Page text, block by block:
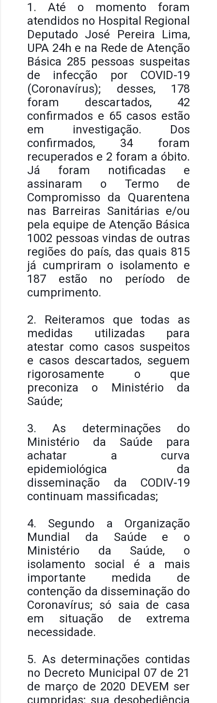
1. Até o momento foram
atendidos no Hospital Regional
Deputado José Pereira Lima,
UPA 24h e na Rede de Atenção
Básica 285 pessoas suspeitas
de infecção por COVID-19
(Coronavírus); desses, 178
foram descartados, 42
confirmados e 65 casos estão
em investigação. Dos
confirmados, 34 foram
recuperados e 2 foram a óbito.
Já foram notificadas e
assinaram o Termo de
Compromisso da Quarentena
nas Barreiras Sanitárias e/ou
pela equipe de Atenção Básica
1002 pessoas vindas de outras
regiões do país, das quais 815
já cumpriram o isolamento e
187 estão no período de
cumprimento.
2. Reiteramos que todas as
medidas utilizadas para
atestar como casos suspeitos
e casos descartados, seguem
rigorosamente o que
preconiza o Ministério da
Saúde;
3. As determinações do
Ministério da Saúde para
achatar a curva
epidemiológica da
disseminação da CODIV-19
continuam massificadas;
4. Segundo a Organização
Mundial da Saúde e o
Ministério da Saúde, o
isolamento social é a mais
importante medida de
contenção da disseminação do
Coronavírus; só saia de casa
em situação de extrema
necessidade.
5. As determinações contidas
no Decreto Municipal 07 de 21
de março de 2020 DEVEM ser
cumpridas; sua desobediência